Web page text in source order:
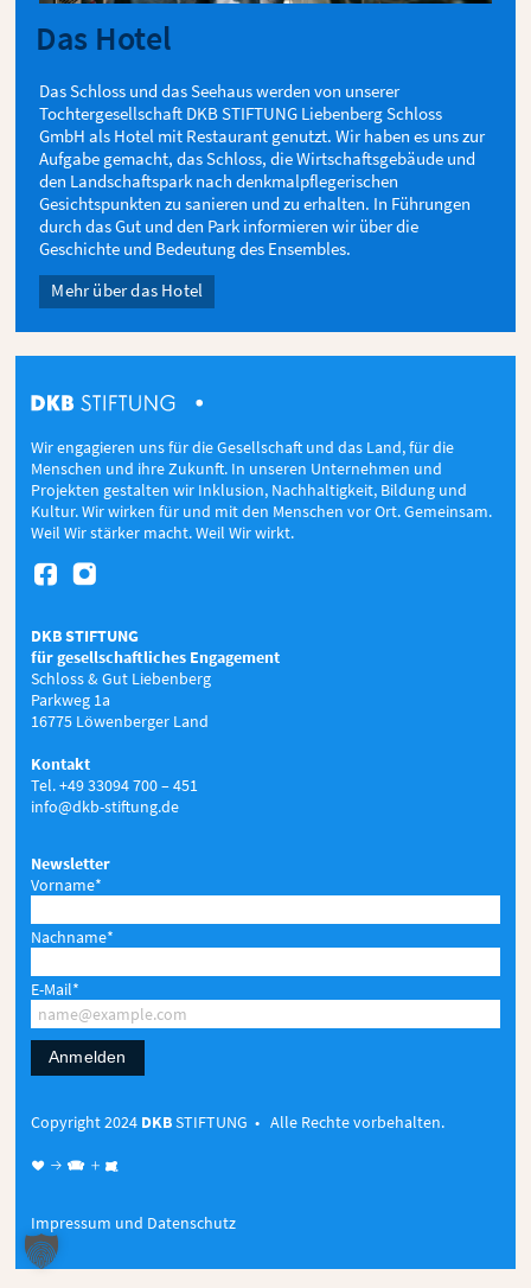
Das Hotel
Das Schloss und das Seehaus werden von unserer
Tochtergesellschaft DKB STIFTUNG Liebenberg Schloss
GmbH als Hotel mit Restaurant genutzt. Wir haben es uns zur
Aufgabe gemacht, das Schloss, die Wirtschaftsgebäude und
den Landschaftspark nach denkmalpflegerischen
Gesichtspunkten zu sanieren und zu erhalten. In Führungen
durch das Gut und den Park informieren wir über die
Geschichte und Bedeutung des Ensembles.
Mehr über das Hotel
Wir engagieren uns für die Gesellschaft und das Land, für die
Menschen und ihre Zukunft. In unseren Unternehmen und
Projekten gestalten wir Inklusion, Nachhaltigkeit, Bildung und
Kultur. Wir wirken für und mit den Menschen vor Ort. Gemeinsam.
Weil Wir stärker macht. Weil Wir wirkt.
 
DKB STIFTUNG
für gesellschaftliches Engagement
Schloss & Gut Liebenberg
Parkweg 1a
16775 Löwenberger Land
Kontakt
Tel. +49 33094 700 – 451
info@dkb-stiftung.de
Newsletter
Vorname*
Nachname*
E-Mail*
Anmelden
Copyright 2024 DKBSTIFTUNG • Alle Rechte vorbehalten.
♥ →  + 
Impressum und Datenschutz